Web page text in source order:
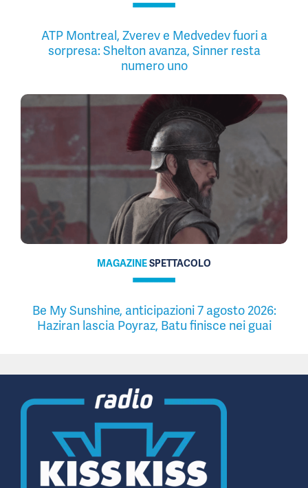
ATP Montreal, Zverev e Medvedev fuori a
sorpresa: Shelton avanza, Sinner resta
numero uno
MAGAZINESPETTACOLO
Be My Sunshine, anticipazioni 7 agosto 2026:
Haziran lascia Poyraz, Batu finisce nei guai